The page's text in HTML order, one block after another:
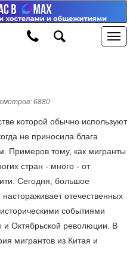
6880
которой обычно используют
не приносила блага
Примеров тому, как мигранты
стран - много - от
Сегодня, большое
отечественных
событиями
Октябрьской революции. В
мигрантов из Китая и